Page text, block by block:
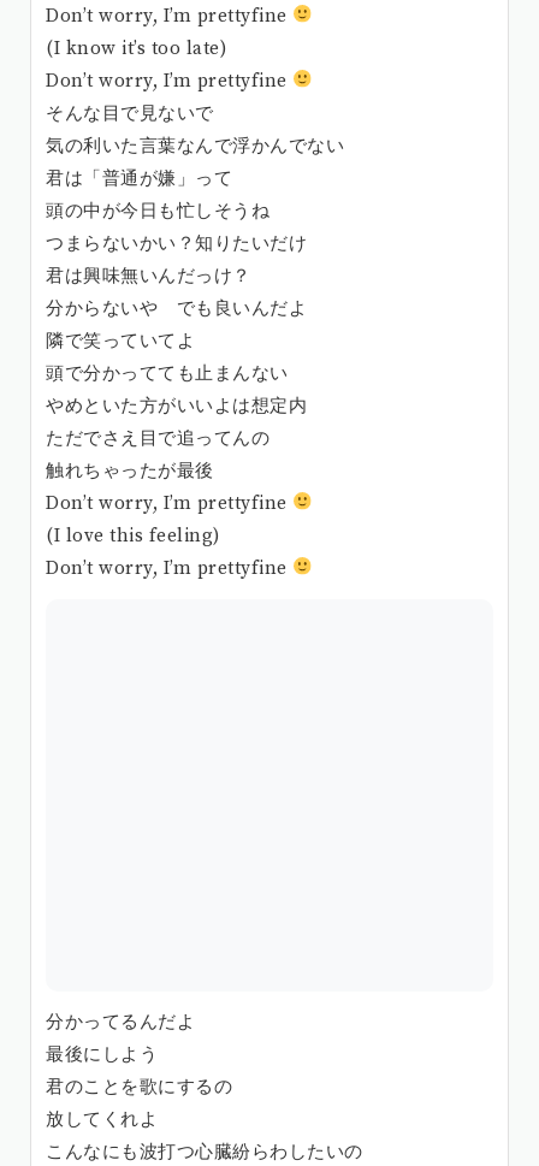
Don’t worry, I’m prettyfine
(I know it’s too late)
Don’t worry, I’m prettyfine
そんな目で見ないで
気の利いた言葉なんで浮かんでない
君は「普通が嫌」って
頭の中が今日も忙しそうね
つまらないかい？知りたいだけ
君は興味無いんだっけ？
分からないや でも良いんだよ
隣で笑っていてよ
頭で分かってても止まんない
やめといた方がいいよは想定内
ただでさえ目で追ってんの
触れちゃったが最後
Don’t worry, I’m prettyfine
(I love this feeling)
Don’t worry, I’m prettyfine
分かってるんだよ
最後にしよう
君のことを歌にするの
放してくれよ
こんなにも波打つ心臓紛らわしたいの